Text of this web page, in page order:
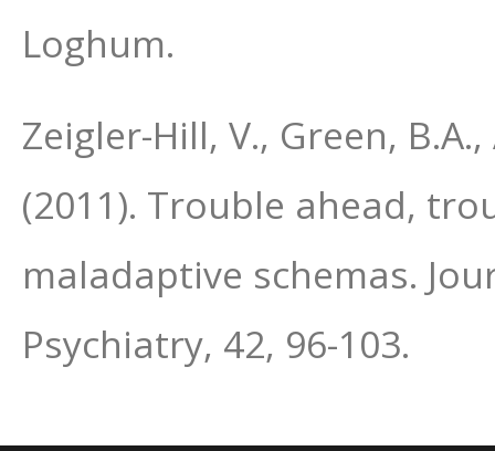
Loghum.
Zeigler-Hill, V., Green,
(2011). Trouble ahead,
maladaptive schemas.
Psychiatry, 42, 96-103.